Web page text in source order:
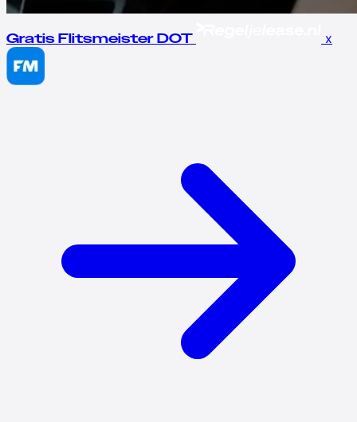
Gratis Flitsmeister DOT x